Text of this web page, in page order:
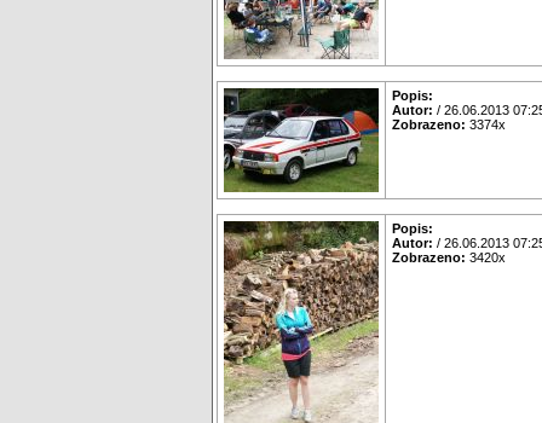
Popis:
Autor: / 26.06.2013
Zobrazeno: 3374x
Popis:
Autor: / 26.06.2013
Zobrazeno: 3420x